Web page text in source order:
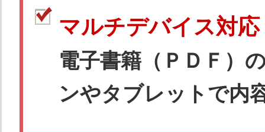
マルチデバイス対応
電子書籍（ＰＤＦ）
ンやタブレットで内